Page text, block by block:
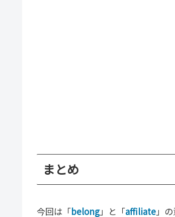
まとめ
今回は「belong」と「affiliate」